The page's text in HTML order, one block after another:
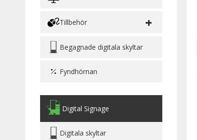
Tillbehör +
Begagnade digitala skyltar
Fyndhörnan
Digital Signage
Digitala skyltar